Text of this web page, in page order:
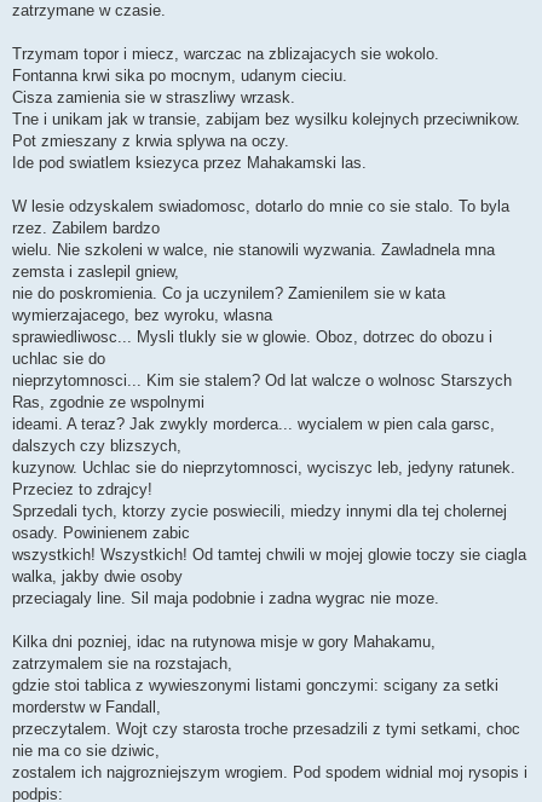
zatrzymane w czasie.
Trzymam topor i miecz, warczac na zblizajacych sie wokolo.
Fontanna krwi sika po mocnym, udanym cieciu.
Cisza zamienia sie w straszliwy wrzask.
Tne i unikam jak w transie, zabijam bez wysilku kolejnych przeciwnikow.
Pot zmieszany z krwia splywa na oczy.
Ide pod swiatlem ksiezyca przez Mahakamski las.
W lesie odzyskalem swiadomosc, dotarlo do mnie co sie stalo. To byla
rzez. Zabilem bardzo
wielu. Nie szkoleni w walce, nie stanowili wyzwania. Zawladnela mna
zemsta i zaslepil gniew,
nie do poskromienia. Co ja uczynilem? Zamienilem sie w kata
wymierzajacego, bez wyroku, wlasna
sprawiedliwosc... Mysli tlukly sie w glowie. Oboz, dotrzec do obozu i
uchlac sie do
nieprzytomnosci... Kim sie stalem? Od lat walcze o wolnosc Starszych
Ras, zgodnie ze wspolnymi
ideami. A teraz? Jak zwykly morderca... wycialem w pien cala garsc,
dalszych czy blizszych,
kuzynow. Uchlac sie do nieprzytomnosci, wyciszyc leb, jedyny ratunek.
Przeciez to zdrajcy!
Sprzedali tych, ktorzy zycie poswiecili, miedzy innymi dla tej cholernej
osady. Powinienem zabic
wszystkich! Wszystkich! Od tamtej chwili w mojej glowie toczy sie ciagla
walka, jakby dwie osoby
przeciagaly line. Sil maja podobnie i zadna wygrac nie moze.
Kilka dni pozniej, idac na rutynowa misje w gory Mahakamu,
zatrzymalem sie na rozstajach,
gdzie stoi tablica z wywieszonymi listami gonczymi: scigany za setki
morderstw w Fandall,
przeczytalem. Wojt czy starosta troche przesadzili z tymi setkami, choc
nie ma co sie dziwic,
zostalem ich najgrozniejszym wrogiem. Pod spodem widnial moj rysopis i
podpis: